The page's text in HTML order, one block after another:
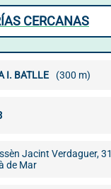
CERCANAS
I. BATLLE (300 m)
Jacint Verdaguer, 31
de Mar